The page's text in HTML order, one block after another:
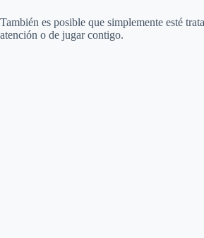
También es posible que simplemente esté
atención o de jugar contigo.